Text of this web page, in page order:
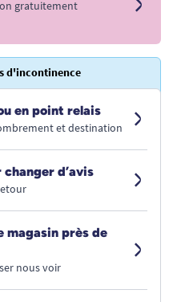
gratuitement
d'incontinence
en point relais
et destination
changer d’avis
magasin près de
nous voir